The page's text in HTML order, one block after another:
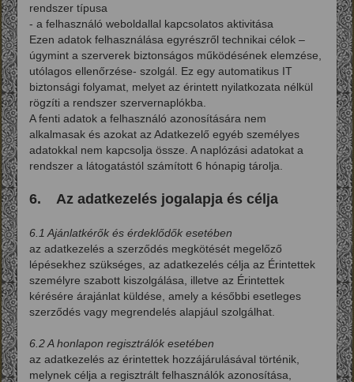
rendszer típusa
- a felhasználó weboldallal kapcsolatos aktivitása
Ezen adatok felhasználása egyrészről technikai célok –
úgymint a szerverek biztonságos működésének elemzése,
utólagos ellenőrzése- szolgál. Ez egy automatikus IT
biztonsági folyamat, melyet az érintett nyilatkozata nélkül
rögzíti a rendszer szervernaplókba.
A fenti adatok a felhasználó azonosítására nem
alkalmasak és azokat az Adatkezelő egyéb személyes
adatokkal nem kapcsolja össze. A naplózási adatokat a
rendszer a látogatástól számított 6 hónapig tárolja.
6. Az adatkezelés jogalapja és célja
6.1 Ajánlatkérők és érdeklődők esetében
az adatkezelés a szerződés megkötését megelőző
lépésekhez szükséges, az adatkezelés célja az Érintettek
személyre szabott kiszolgálása, illetve az Érintettek
kérésére árajánlat küldése, amely a későbbi esetleges
szerződés vagy megrendelés alapjául szolgálhat.
6.2 A honlapon regisztrálók esetében
az adatkezelés az érintettek hozzájárulásával történik,
melynek célja a regisztrált felhasználók azonosítása,